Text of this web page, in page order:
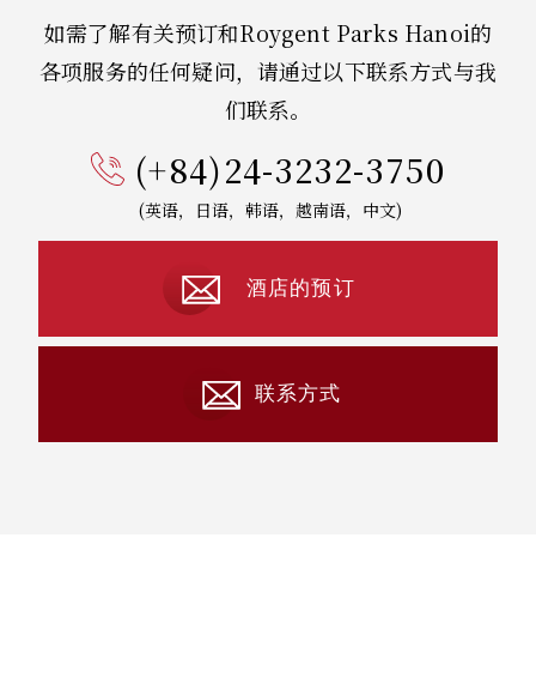
如需了解有关预订和Roygent Parks Hanoi的
各项服务的任何疑问，请通过以下联系方式与我
们联系。
(+84)24-3232-3750
(英语，日语，韩语，越南语，中文)
酒店的预订
联系方式